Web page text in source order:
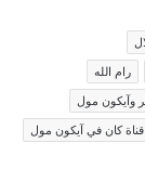
رام الله
وآيكون مول
قناة كان في آيكون مول